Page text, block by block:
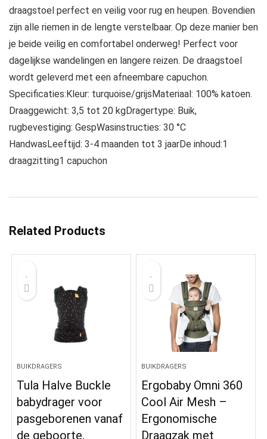
draagstoel perfect en veilig voor rug en heupen. Bovendien
zijn alle riemen in de lengte verstelbaar. Op deze manier ben
je beide veilig en comfortabel onderweg! Perfect voor
dagelijkse wandelingen en langere reizen. De draagstoel
wordt geleverd met een afneembare capuchon.
Specificaties:Kleur: turquoise/grijsMateriaal: 100% katoen.
Draaggewicht: 3,5 tot 20 kgDragertype: Buik,
rugbevestiging: GespWasinstructies: 30 °C
HandwasLeeftijd: 3-4 maanden tot 3 jaarDe inhoud:1
draagzitting1 capuchon
Related Products
BUIKDRAGERS
Tula Halve Buckle
babydrager voor
pasgeborenen vanaf
de geboorte,
BUIKDRAGERS
Ergobaby Omni 360
Cool Air Mesh –
Ergonomische
Draagzak met